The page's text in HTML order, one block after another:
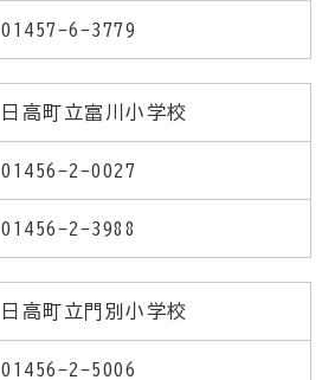
01457-6-3779
日高町立富川小学校
01456-2-0027
01456-2-3988
日高町立門別小学校
01456-2-5006